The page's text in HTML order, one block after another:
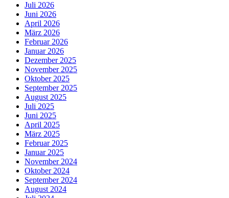
Juli 2026
Juni 2026
April 2026
März 2026
Februar 2026
Januar 2026
Dezember 2025
November 2025
Oktober 2025
September 2025
August 2025
Juli 2025
Juni 2025
April 2025
März 2025
Februar 2025
Januar 2025
November 2024
Oktober 2024
September 2024
August 2024